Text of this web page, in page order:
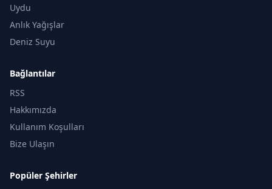
Uydu
Anlık Yağışlar
Deniz Suyu
Bağlantılar
RSS
Hakkımızda
Kullanım Koşulları
Bize Ulaşın
Popüler Şehirler